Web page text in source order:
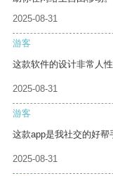
2025-08-31
游客
这款软件的设计非常人
2025-08-31
游客
这款app是我社交的好帮
2025-08-31